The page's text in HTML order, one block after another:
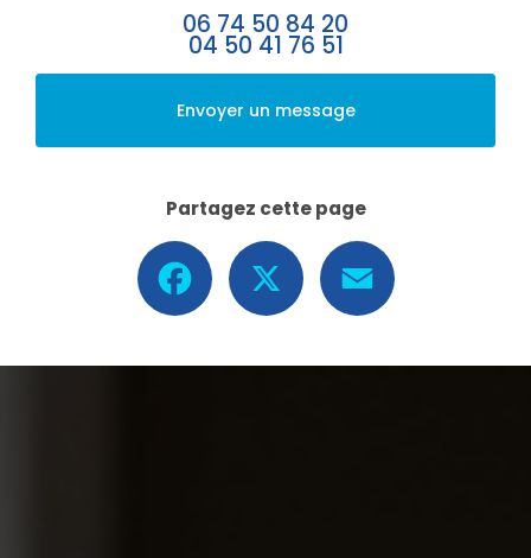
06 74 50 84 20
04 50 41 76 51
Envoyer un message
Partagez cette page
Facebook